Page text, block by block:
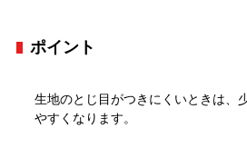
ポイント
生地のとじ目がつきにくいときは、
やすくなります。